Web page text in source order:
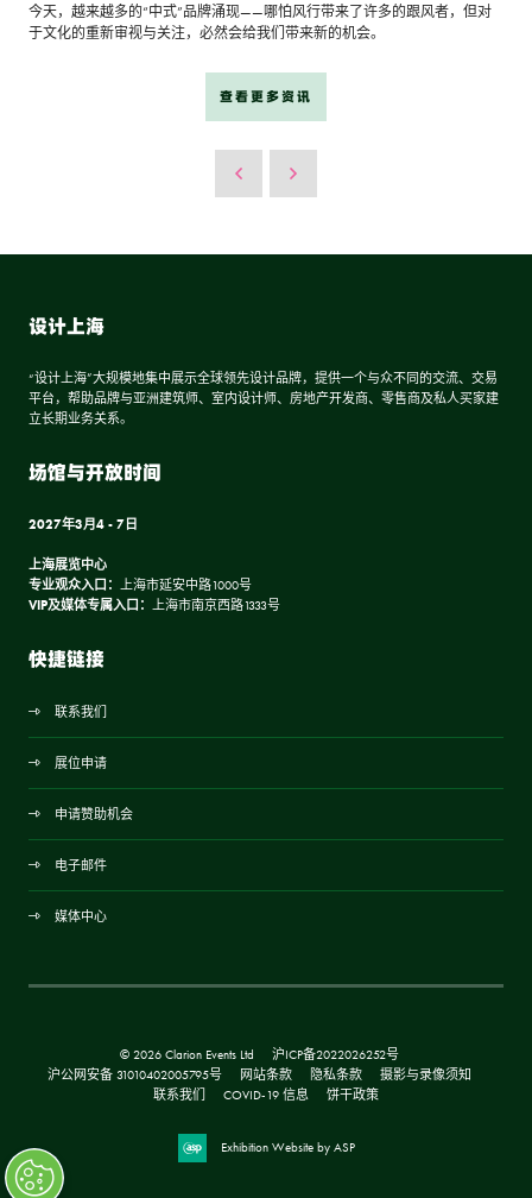
今天，越来越多的“中式”品牌涌现——哪怕风行带来了许多的跟风者，但对
于文化的重新审视与关注，必然会给我们带来新的机会。
查看更多资讯
设计上海
“设计上海”大规模地集中展示全球领先设计品牌，提供一个与众不同的交流、交易
平台，帮助品牌与亚洲建筑师、室内设计师、房地产开发商、零售商及私人买家建
立长期业务关系。
场馆与开放时间
2027年3月4 - 7日
上海展览中心
专业观众入口：
上海市延安中路1000号
VIP及媒体专属入口：
上海市南京西路1333号
快捷链接
联系我们
展位申请
申请赞助机会
电子邮件
媒体中心
© 2026 Clarion Events Ltd
沪ICP备2022026252号
沪公网安备 31010402005795号
网站条款 隐私条款
摄影与录像须知
联系我们
COVID-19 信息 饼干政策
Exhibition Website by ASP